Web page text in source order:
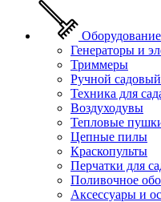
Генераторы и
Триммеры
Ручной
Техника для
Воздуходувы
Тепловые
Цепные пилы
Краскопульты
Перчатки для
Поливочное
Аксессуары и